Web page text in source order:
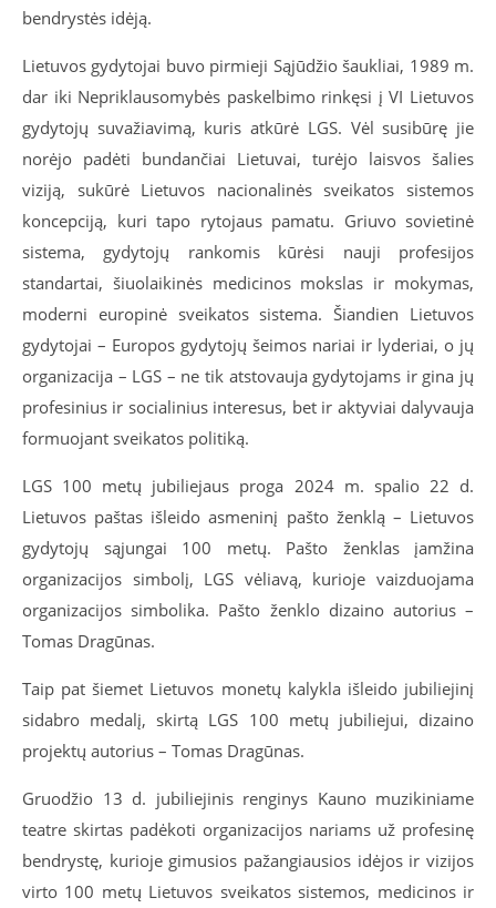
bendrystės idėją.
Lietuvos gydytojai buvo pirmieji Sąjūdžio šaukliai, 1989 m.
dar iki Nepriklausomybės paskelbimo rinkęsi į VI Lietuvos
gydytojų suvažiavimą, kuris atkūrė LGS. Vėl susibūrę jie
norėjo padėti bundančiai Lietuvai, turėjo laisvos šalies
viziją, sukūrė Lietuvos nacionalinės sveikatos sistemos
koncepciją, kuri tapo rytojaus pamatu. Griuvo sovietinė
sistema, gydytojų rankomis kūrėsi nauji profesijos
standartai, šiuolaikinės medicinos mokslas ir mokymas,
moderni europinė sveikatos sistema. Šiandien Lietuvos
gydytojai – Europos gydytojų šeimos nariai ir lyderiai, o jų
organizacija – LGS – ne tik atstovauja gydytojams ir gina jų
profesinius ir socialinius interesus, bet ir aktyviai dalyvauja
formuojant sveikatos politiką.
LGS 100 metų jubiliejaus proga 2024 m. spalio 22 d.
Lietuvos paštas išleido asmeninį pašto ženklą – Lietuvos
gydytojų sąjungai 100 metų. Pašto ženklas įamžina
organizacijos simbolį, LGS vėliavą, kurioje vaizduojama
organizacijos simbolika. Pašto ženklo dizaino autorius –
Tomas Dragūnas.
Taip pat šiemet Lietuvos monetų kalykla išleido jubiliejinį
sidabro medalį, skirtą LGS 100 metų jubiliejui, dizaino
projektų autorius – Tomas Dragūnas.
Gruodžio 13 d. jubiliejinis renginys Kauno muzikiniame
teatre skirtas padėkoti organizacijos nariams už profesinę
bendrystę, kurioje gimusios pažangiausios idėjos ir vizijos
virto 100 metų Lietuvos sveikatos sistemos, medicinos ir